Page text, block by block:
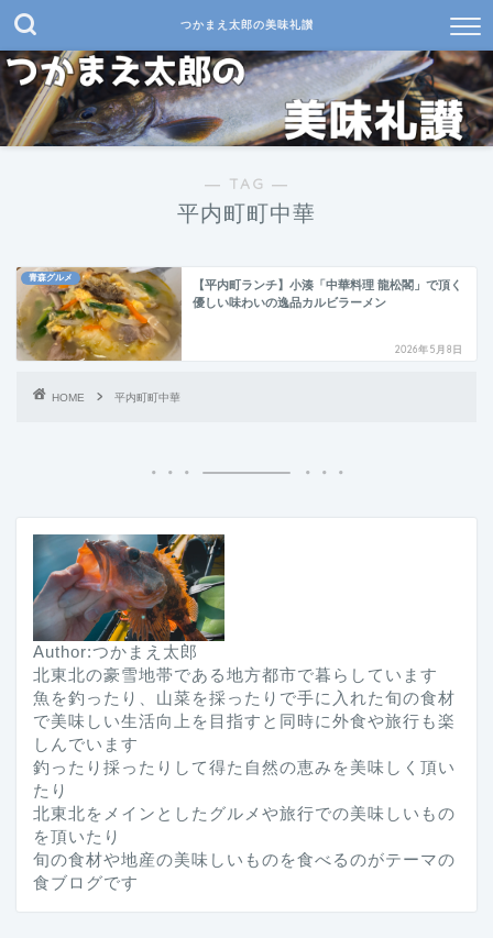
つかまえ太郎の美味礼讃
― TAG ―
平内町町中華
青森グルメ
【平内町ランチ】小湊「中華料理 龍松閣」で頂く
優しい味わいの逸品カルビラーメン
2026年5月8日
HOME 平内町町中華
Author:つかまえ太郎
北東北の豪雪地帯である地方都市で暮らしています
魚を釣ったり、山菜を採ったりで手に入れた旬の食材
で美味しい生活向上を目指すと同時に外食や旅行も楽
しんでいます
釣ったり採ったりして得た自然の恵みを美味しく頂い
たり
北東北をメインとしたグルメや旅行での美味しいもの
を頂いたり
旬の食材や地産の美味しいものを食べるのがテーマの
食ブログです